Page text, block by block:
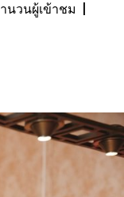
นวนผู้เข้าชม